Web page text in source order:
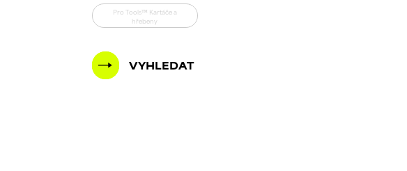
Pro Tools™ Kartáče a
hřebeny
VYHLEDAT